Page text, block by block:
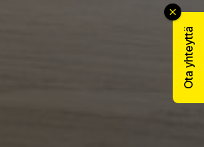
Ota yhteyttä